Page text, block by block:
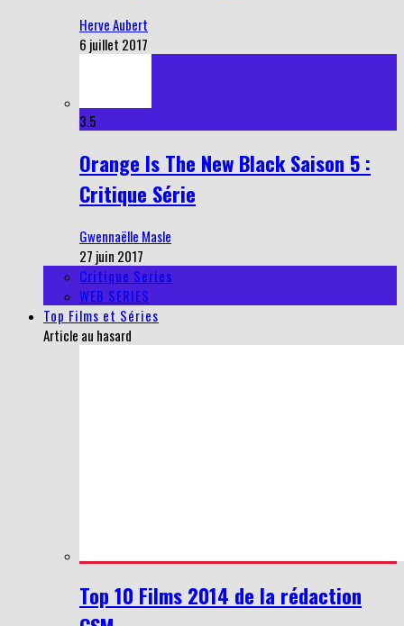
Herve Aubert
6 juillet 2017
3.5
Orange Is The New Black Saison 5 :
Critique Série
Gwennaëlle Masle
27 juin 2017
Critique Series
WEB SERIES
Top Films et Séries
Article au hasard
Top 10 Films 2014 de la rédaction